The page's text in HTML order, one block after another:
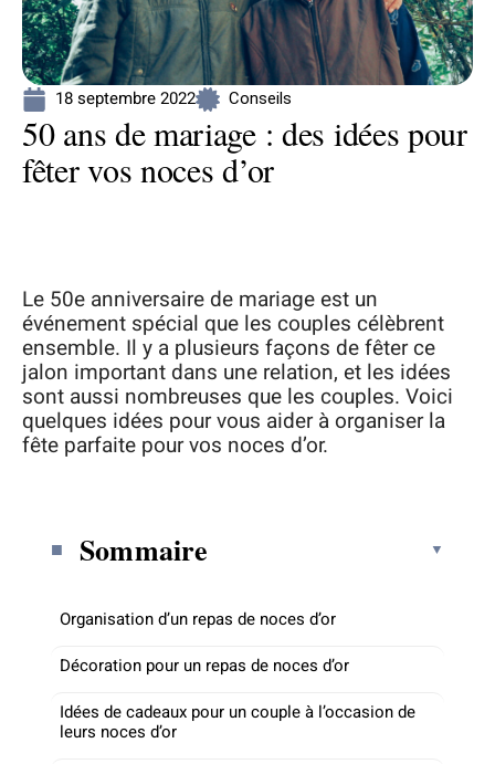
18 septembre 2022 Conseils
50 ans de mariage : des idées pour
fêter vos noces d’or
Le 50e anniversaire de mariage est un
événement spécial que les couples célèbrent
ensemble. Il y a plusieurs façons de fêter ce
jalon important dans une relation, et les idées
sont aussi nombreuses que les couples. Voici
quelques idées pour vous aider à organiser la
fête parfaite pour vos noces d’or.
Sommaire
Organisation d’un repas de noces d’or
Décoration pour un repas de noces d’or
Idées de cadeaux pour un couple à l’occasion de
leurs noces d’or